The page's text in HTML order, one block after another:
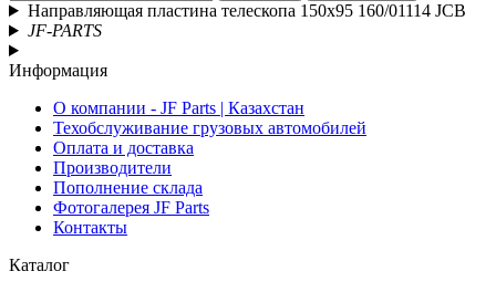
Направляющая пластина телескопа 150x95 160/01114 JCB
JF-PARTS
Информация
О компании - JF Parts | Казахстан
Техобслуживание грузовых автомобилей
Оплата и доставка
Производители
Пополнение склада
Фотогалерея JF Parts
Контакты
Каталог